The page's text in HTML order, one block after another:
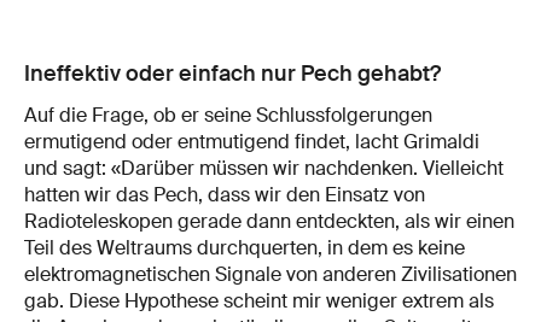
Ineffektiv oder einfach nur Pech gehabt?
Auf die Frage, ob er seine Schlussfolgerungen
ermutigend oder entmutigend findet, lacht Grimaldi
und sagt: «Darüber müssen wir nachdenken. Vielleicht
hatten wir das Pech, dass wir den Einsatz von
Radioteleskopen gerade dann entdeckten, als wir einen
Teil des Weltraums durchquerten, in dem es keine
elektromagnetischen Signale von anderen Zivilisationen
gab. Diese Hypothese scheint mir weniger extrem als